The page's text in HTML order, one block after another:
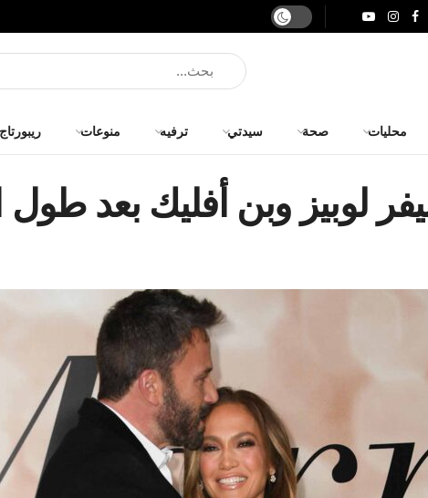
محليات صحة سيدتي ترفيه منوعات ريبورتاج
لوبيز وبن أفليك بعد طول